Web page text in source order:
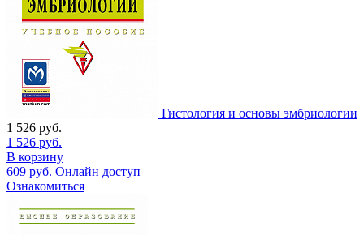
Гистология и основы эмбриологии
1 526 руб.
1 526 руб.
В корзину
609 руб. Онлайн доступ
Ознакомиться